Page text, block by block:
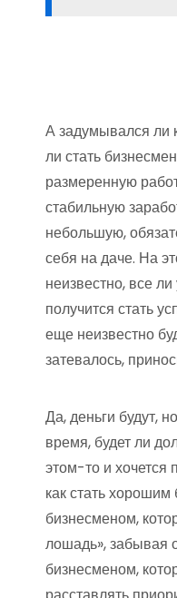
А задумывался ли
ли стать
размеренную
стабильную
небольшую,
себя на даче. На
неизвестно, все
получится стать
еще неизвестно
затевалось,
Да, деньги будут,
время, будет ли
этом-то и хочется
как стать хорошим
бизнесменом,
лошадь», забывая
бизнесменом,